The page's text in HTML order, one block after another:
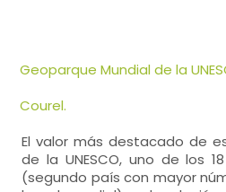
Geoparque Mundial de la
Courel.
El valor más destacado de
de la UNESCO, uno de los
(segundo país con mayor